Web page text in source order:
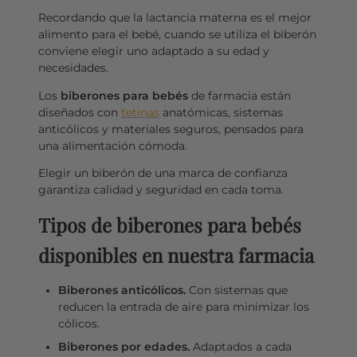
Recordando que la lactancia materna es el mejor
alimento para el bebé, cuando se utiliza el biberón
conviene elegir uno adaptado a su edad y
necesidades.
Los biberones para bebésde farmacia están
diseñados con tetinasanatómicas, sistemas
anticólicos y materiales seguros, pensados para
una alimentación cómoda.
Elegir un biberón de una marca de confianza
garantiza calidad y seguridad en cada toma.
Tipos de biberones para bebés
disponibles en nuestra farmacia
Biberones anticólicos.Con sistemas que
reducen la entrada de aire para minimizar los
cólicos.
Biberones por edades.Adaptados a cada